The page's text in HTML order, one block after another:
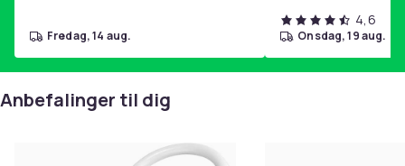
fredag, 14 aug.
4,6
onsdag, 19 aug.
Anbefalinger til dig